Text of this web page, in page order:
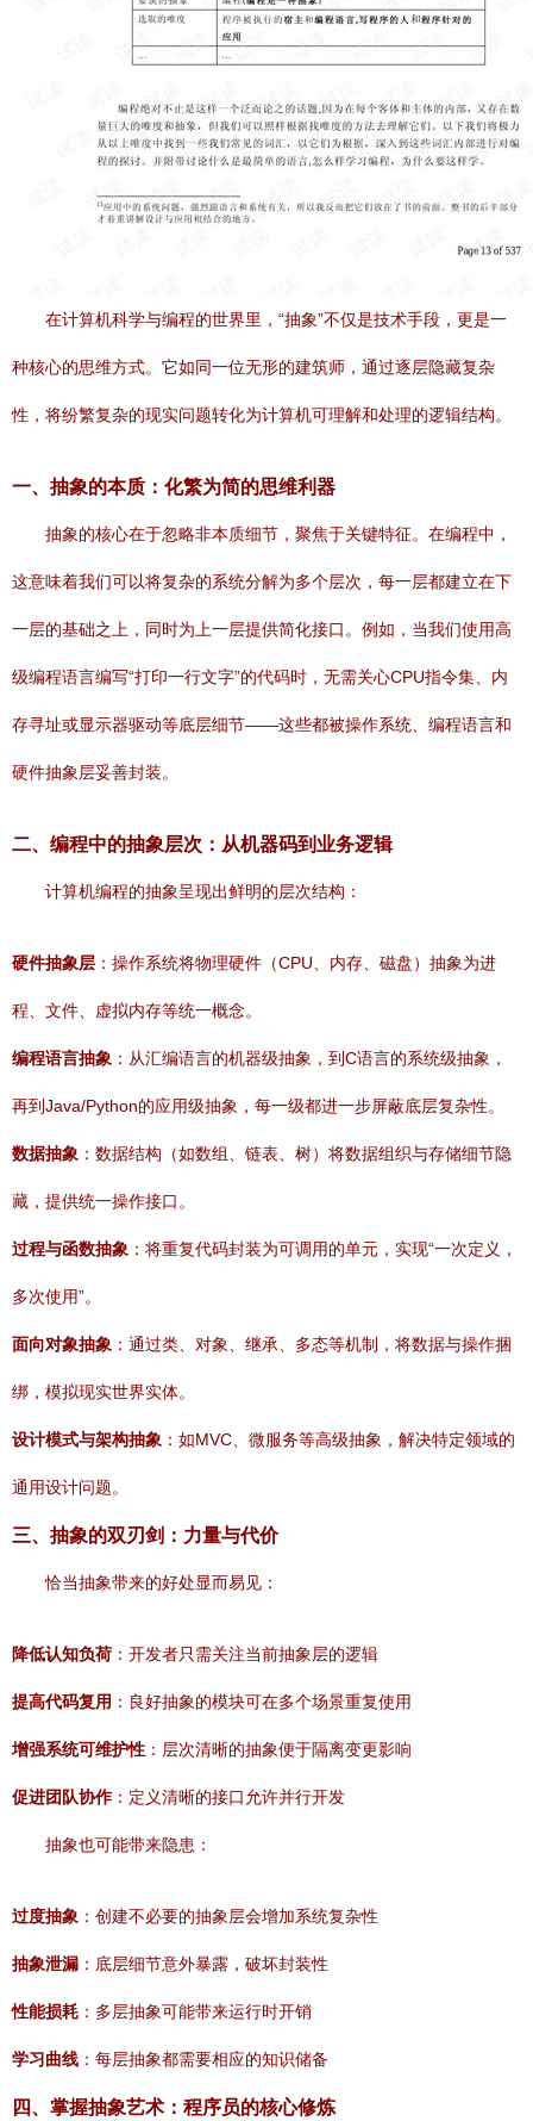
在计算机科学与编程的世界里，“抽象”不仅是技术手段，更是一
种核心的思维方式。它如同一位无形的建筑师，通过逐层隐藏复杂
性，将纷繁复杂的现实问题转化为计算机可理解和处理的逻辑结构。
一、抽象的本质：化繁为简的思维利器
抽象的核心在于忽略非本质细节，聚焦于关键特征。在编程中，
这意味着我们可以将复杂的系统分解为多个层次，每一层都建立在下
一层的基础之上，同时为上一层提供简化接口。例如，当我们使用高
级编程语言编写“打印一行文字”的代码时，无需关心CPU指令集、内
存寻址或显示器驱动等底层细节——这些都被操作系统、编程语言和
硬件抽象层妥善封装。
二、编程中的抽象层次：从机器码到业务逻辑
计算机编程的抽象呈现出鲜明的层次结构：
硬件抽象层 ：操作系统将物理硬件（CPU、内存、磁盘）抽象为进
程、文件、虚拟内存等统一概念。
编程语言抽象 ：从汇编语言的机器级抽象，到C语言的系统级抽象，
再到Java/Python的应用级抽象，每一级都进一步屏蔽底层复杂性。
数据抽象 ：数据结构（如数组、链表、树）将数据组织与存储细节隐
藏，提供统一操作接口。
过程与函数抽象 ：将重复代码封装为可调用的单元，实现“一次定义，
多次使用”。
面向对象抽象 ：通过类、对象、继承、多态等机制，将数据与操作捆
绑，模拟现实世界实体。
设计模式与架构抽象 ：如MVC、微服务等高级抽象，解决特定领域的
通用设计问题。
三、抽象的双刃剑：力量与代价
恰当抽象带来的好处显而易见：
降低认知负荷 ：开发者只需关注当前抽象层的逻辑
提高代码复用 ：良好抽象的模块可在多个场景重复使用
增强系统可维护性 ：层次清晰的抽象便于隔离变更影响
促进团队协作：定义清晰的接口允许并行开发
抽象也可能带来隐患：
过度抽象 ：创建不必要的抽象层会增加系统复杂性
抽象泄漏 ：底层细节意外暴露，破坏封装性
性能损耗 ：多层抽象可能带来运行时开销
学习曲线 ：每层抽象都需要相应的知识储备
四、掌握抽象艺术：程序员的核心修炼